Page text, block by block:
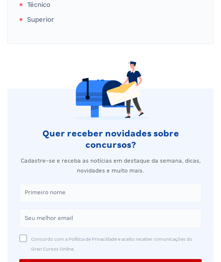
Técnico
Superior
Quer receber novidades sobre
concursos?
Cadastre-se e receba as notícias em destaque da semana, dicas,
novidades e muito mais.
Concordo com a Política de Privacidade e aceito receber comunicações do
Gran Cursos Online.